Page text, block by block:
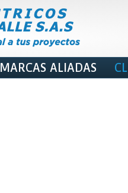
MARCAS ALIADAS